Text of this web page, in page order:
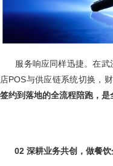
服务响应同样迅捷。在武
店POS与供应链系统切换，
签约到落地的全流程陪跑，
02 深耕业务共创，做餐